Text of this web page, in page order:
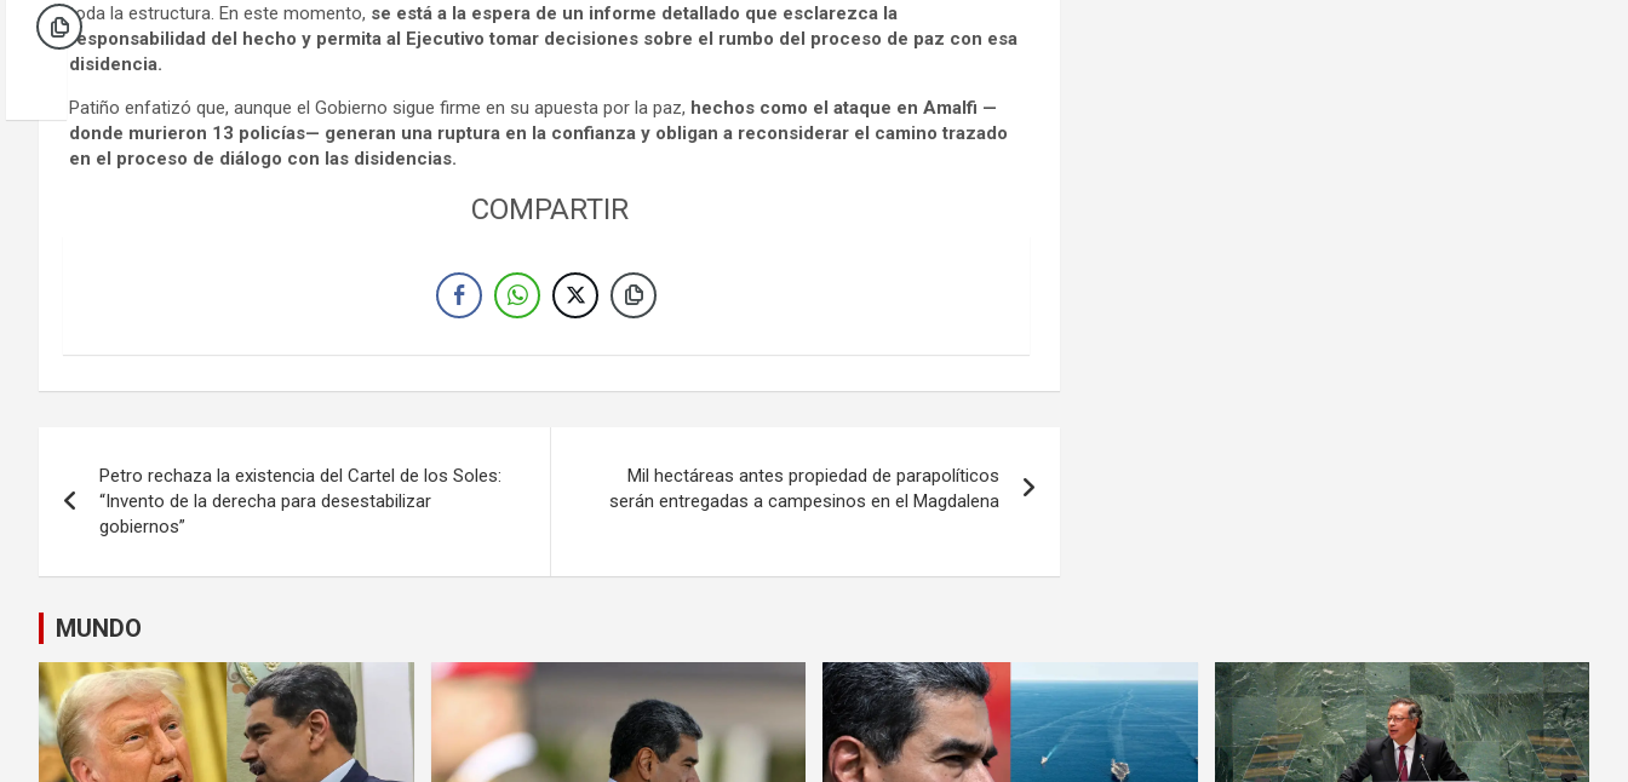
toda la estructura. En este momento, se está a la espera de un informe detallado que esclarezca la
responsabilidad del hecho y permita al Ejecutivo tomar decisiones sobre el rumbo del proceso de paz con esa
disidencia.
Patiño enfatizó que, aunque el Gobierno sigue firme en su apuesta por la paz, hechos como el ataque en Amalfi —
donde murieron 13 policías— generan una ruptura en la confianza y obligan a reconsiderar el camino trazado
en el proceso de diálogo con las disidencias.
COMPARTIR
de
entradas
Petro rechaza la existencia del Cartel de los Soles:
“Invento de la derecha para desestabilizar
gobiernos”
Mil hectáreas antes propiedad de parapolíticos
serán entregadas a campesinos en el Magdalena
MUNDO